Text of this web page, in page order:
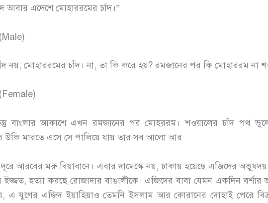
আবার এদেশে মোহাররমের চাঁদ।”
নয়, মোহাররমের চাঁদ। না, তা কি করে হয়? রমজানের পর কি মোহাররম না
বাংলার আকাশে এখন রমজানের পর মোহররম। শওয়ালের চাঁদ পথ
উকি মারতে এসে সে পালিয়ে যায় তার সব আলো আর
আরবের মরু বিয়াবানে। এবার দামেস্কে নয়, ঢাকায় হয়েছে এজিদের
ইজ্জত, হত্যা করছে রোজাদার বাঙালীকে। এজিদের বাবা যেমন একদিন বর্শার
এ যুগের এজিদ ইয়াহিয়াও তেমনি ইসলাম আর কোরানের দোহাই পেরে